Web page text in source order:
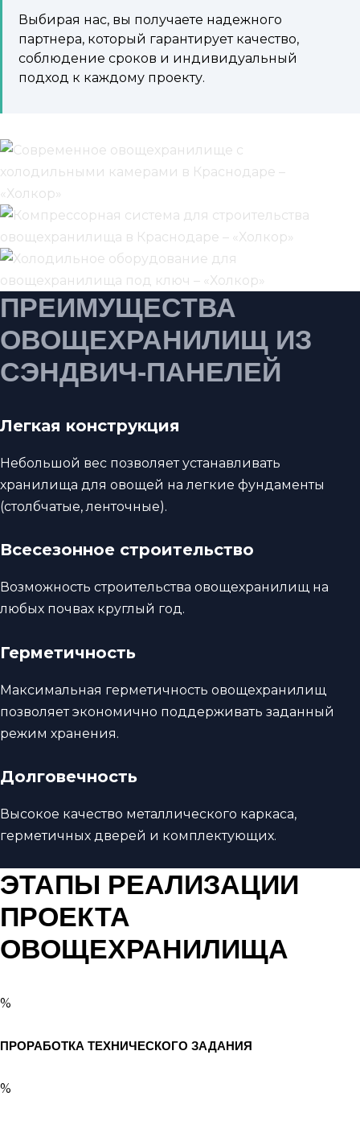
Выбирая нас, вы получаете надежного
партнера, который гарантирует качество,
соблюдение сроков и индивидуальный
подход к каждому проекту.
ПРЕИМУЩЕСТВА
ОВОЩЕХРАНИЛИЩ ИЗ
СЭНДВИЧ-ПАНЕЛЕЙ
Легкая конструкция
Небольшой вес позволяет устанавливать
хранилища для овощей на легкие фундаменты
(столбчатые, ленточные).
Всесезонное строительство
Возможность строительства овощехранилищ на
любых почвах круглый год.
Герметичность
Максимальная герметичность овощехранилищ
позволяет экономично поддерживать заданный
режим хранения.
Долговечность
Высокое качество металлического каркаса,
герметичных дверей и комплектующих.
ЭТАПЫ РЕАЛИЗАЦИИ
ПРОЕКТА
ОВОЩЕХРАНИЛИЩА
%
ПРОРАБОТКА ТЕХНИЧЕСКОГО ЗАДАНИЯ
%